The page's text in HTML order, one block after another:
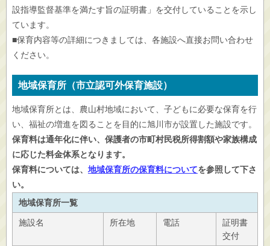
設指導監督基準を満たす旨の証明書」を交付していることを示し
ています。
■保育内容等の詳細につきましては、各施設へ直接お問い合わせ
ください。
地域保育所（市立認可外保育施設）
地域保育所とは、農山村地域において、子どもに必要な保育を行
い、福祉の増進を図ることを目的に旭川市が設置した施設です。
保育料は通年化に伴い、保護者の市町村民税所得割額や家族構成
に応じた料金体系となります。
保育料については、 地域保育所の保育料についてを参照して下さ
い。
地域保育所一覧
施設名 所在地 電話
証明書
交付